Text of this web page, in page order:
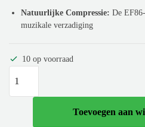
Natuurlijke Compressie: De
muzikale verzadiging
10 op voorraad
Toevoegen aan